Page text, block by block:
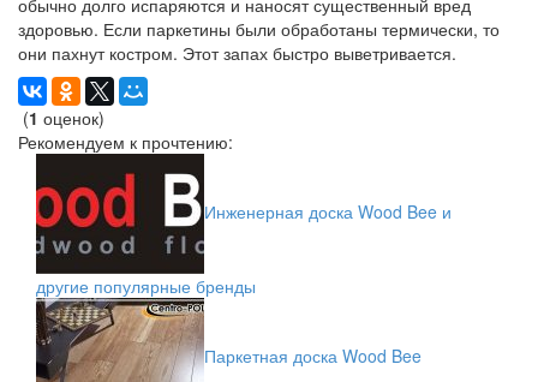
обычно долго испаряются и наносят существенный вред
здоровью. Если паркетины были обработаны термически, то
они пахнут костром. Этот запах быстро выветривается.
(1 оценок)
Рекомендуем к прочтению:
Инженерная доска Wood Bee и
другие популярные бренды
Паркетная доска Wood Bee